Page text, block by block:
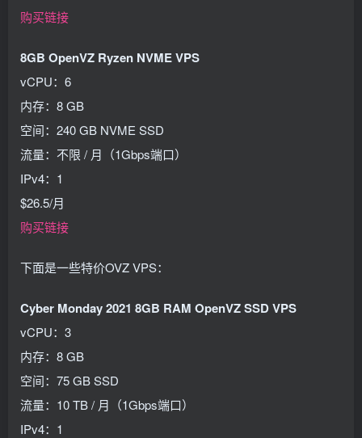
购买链接
8GB OpenVZ Ryzen NVME VPS
vCPU：6
内存：8 GB
空间：240 GB NVME SSD
流量：不限 / 月（1Gbps端口）
IPv4：1
$26.5/月
购买链接
下面是一些特价OVZ VPS：
Cyber Monday 2021 8GB RAM OpenVZ SSD VPS
vCPU：3
内存：8 GB
空间：75 GB SSD
流量：10 TB / 月（1Gbps端口）
IPv4：1